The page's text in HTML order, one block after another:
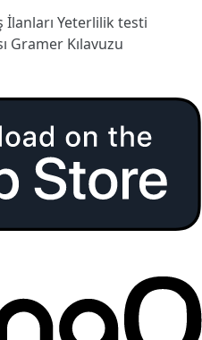
İlanları Yeterlilik testi
Gramer Kılavuzu